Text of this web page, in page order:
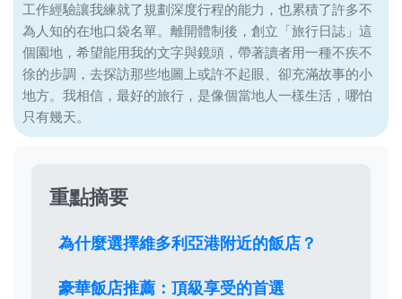
工作經驗讓我練就了規劃深度行程的能力，也累積了許多不
為人知的在地口袋名單。離開體制後，創立「旅行日誌」這
個園地，希望能用我的文字與鏡頭，帶著讀者用一種不疾不
徐的步調，去探訪那些地圖上或許不起眼、卻充滿故事的小
地方。我相信，最好的旅行，是像個當地人一樣生活，哪怕
只有幾天。
重點摘要
為什麼選擇維多利亞港附近的飯店？
豪華飯店推薦：頂級享受的首選